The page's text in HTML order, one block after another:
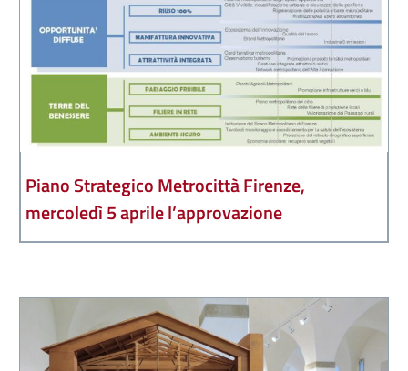
Piano Strategico Metrocittà Firenze,
mercoledì 5 aprile l’approvazione